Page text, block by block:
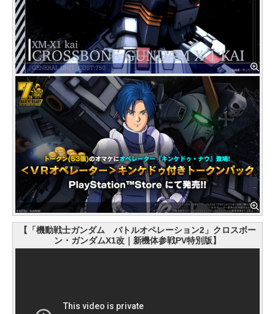
【「機動戦士ガンダム バトルオペレーション2」クロスボー
ン・ガンダムX1改｜新機体参戦PV特別版】